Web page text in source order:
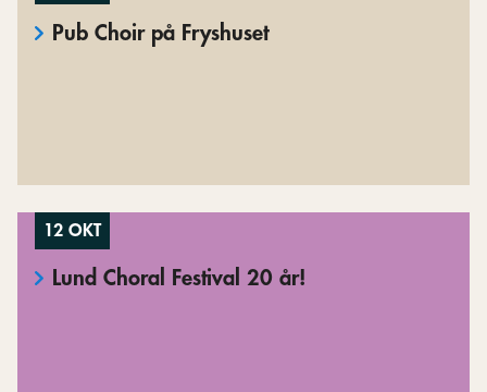
Pub Choir på Fryshuset
12 OKT
Lund Choral Festival 20 år!